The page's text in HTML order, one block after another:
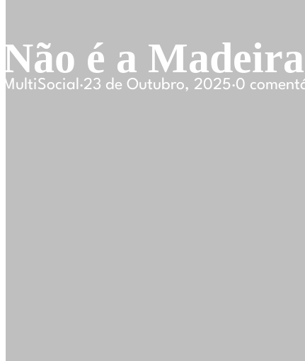
Não é a
MultiSocial ·23 de Outubro, 2025·0